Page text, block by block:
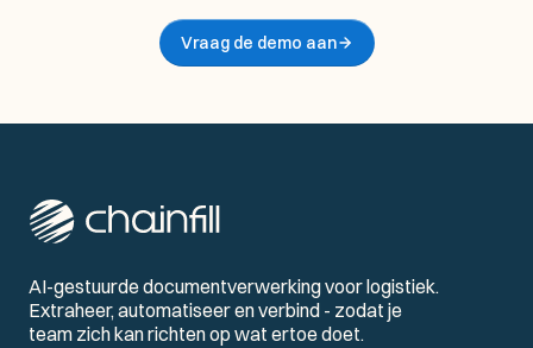
Vraag de demo aan
AI-gestuurde documentverwerking voor logistiek.
Extraheer, automatiseer en verbind - zodat je
team zich kan richten op wat ertoe doet.